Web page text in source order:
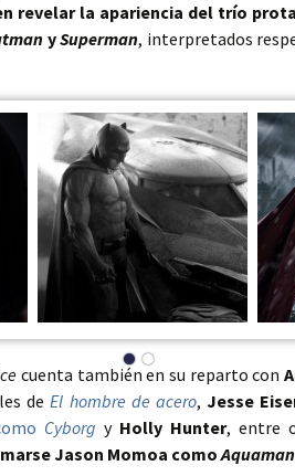
revelar la apariencia del trío
ySuperman, interpretados
cuenta también en su reparto con
deEl hombre de acero,Jesse
Cyborg y Holly Hunter, entre
Jason Momoa comoAquaman